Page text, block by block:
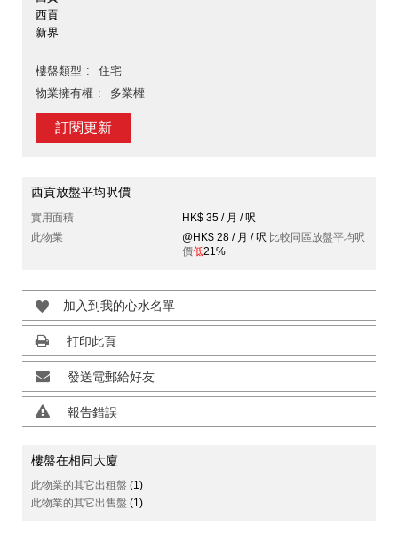
西貢
新界
樓盤類型
住宅
物業擁有權
多業權
訂閱更新
西貢放盤平均呎價
實用面積
HK$ 35 / 月 / 呎
此物業
@HK$ 28 / 月 / 呎 比較同區放盤平均呎
價低21%
加入到我的心水名單
打印此頁
發送電郵給好友
報告錯誤
樓盤在相同大廈
此物業的其它出租盤 (1)
此物業的其它出售盤 (1)